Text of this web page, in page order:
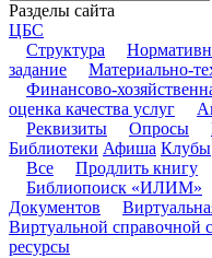
Разделы сайта
ЦБС
Структура
задание
Материально-
Финансово-
оценка качества услуг
Реквизиты
Опросы
Библиотеки Афиша Клубы
Все
Продлить книгу
Библиопоиск «ИЛИМ»
Документов
Виртуальной справочной
ресурсы